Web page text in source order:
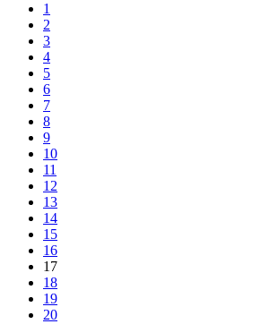
1
2
3
4
5
6
7
8
9
10
11
12
13
14
15
16
17
18
19
20